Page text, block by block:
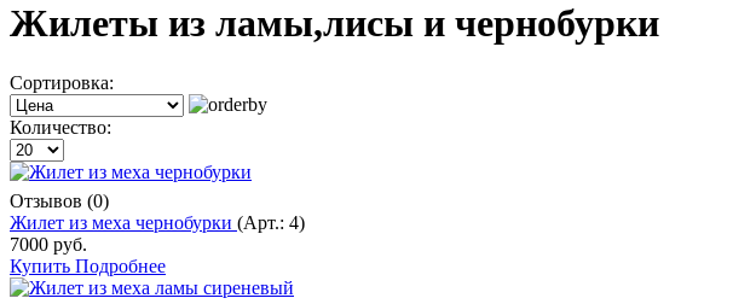
Жилеты из ламы,лисы и чернобурки
Сортировка:
Количество:
Отзывов (0)
Жилет из меха чернобурки (Арт.: 4)
7000 руб.
Купить Подробнее